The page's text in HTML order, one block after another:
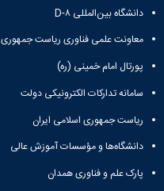
دانشگاه بین‌المللی D-۸
معاونت علمی فناوری ریاست جمهوری
پورتال امام خمینی (ره)
سامانه تدارکات الکترونیکی دولت
ریاست جمهوری اسلامی ایران
دانشگاه‌ها و مؤسسات آموزش عالی
پارک علم و فناوری همدان